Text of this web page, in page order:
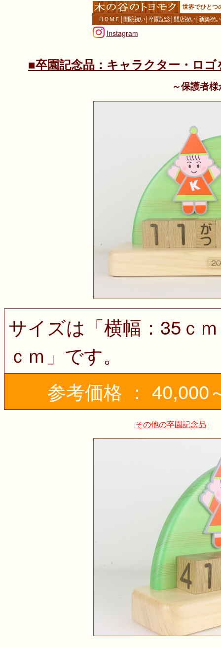
世界でひとつ
ＨＯＭＥ │開院祝い│卒園記念│開店祝い│新築祝い
Instagram
■卒園記念品：キャラクター・ロ
～保護者
サイズは「横幅：35
ｃｍ」です。
参考価格 ： 40,000
その他の卒園記念品